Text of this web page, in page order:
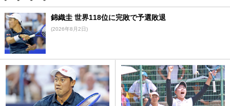
錦織圭 世界118位に完敗で予選敗退
(2026年8月2日)